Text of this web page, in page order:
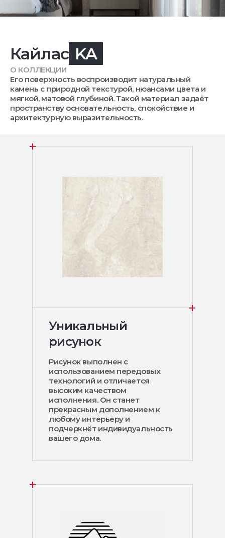
Кайлас KA
О КОЛЛЕКЦИИ
Его поверхность воспроизводит натуральный
камень с природной текстурой, нюансами цвета и
мягкой, матовой глубиной. Такой материал задаёт
пространству основательность, спокойствие и
архитектурную выразительность.
Уникальный
рисунок
Рисунок выполнен с
использованием передовых
технологий и отличается
высоким качеством
исполнения. Он станет
прекрасным дополнением к
любому интерьеру и
подчеркнёт индивидуальность
вашего дома.